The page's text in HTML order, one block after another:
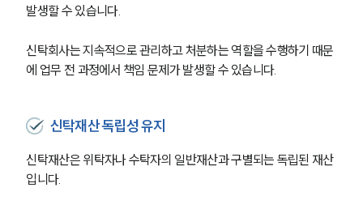
발생할 수 있습니다.
신탁회사는 지속적으로 관리하고 처분하는 역할을 수행하기 때문
에 업무 전 과정에서 책임 문제가 발생할 수 있습니다.
신탁재산 독립성 유지
신탁재산은 위탁자나 수탁자의 일반재산과 구별되는 독립된 재산
입니다.